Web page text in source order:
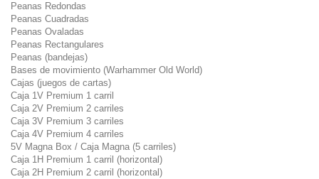
Peanas Redondas
Peanas Cuadradas
Peanas Ovaladas
Peanas Rectangulares
Peanas (bandejas)
Bases de movimiento (Warhammer Old World)
Cajas (juegos de cartas)
Caja 1V Premium 1 carril
Caja 2V Premium 2 carriles
Caja 3V Premium 3 carriles
Caja 4V Premium 4 carriles
5V Magna Box / Caja Magna (5 carriles)
Caja 1H Premium 1 carril (horizontal)
Caja 2H Premium 2 carril (horizontal)